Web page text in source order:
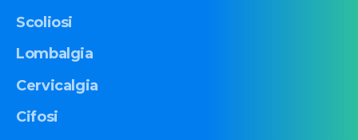
Scoliosi
Lombalgia
Cervicalgia
Cifosi